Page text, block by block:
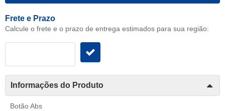
Frete e Prazo
Calcule o frete e o prazo de entrega estimados para sua região:
Informações do Produto
Botão Abs